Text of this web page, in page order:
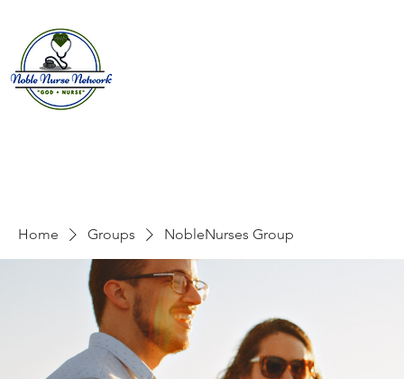
Home Groups NobleNurses Group